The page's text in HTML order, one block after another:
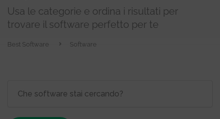
Usa le categorie e ordina i risultati per
trovare il software perfetto per te
Best Software Software